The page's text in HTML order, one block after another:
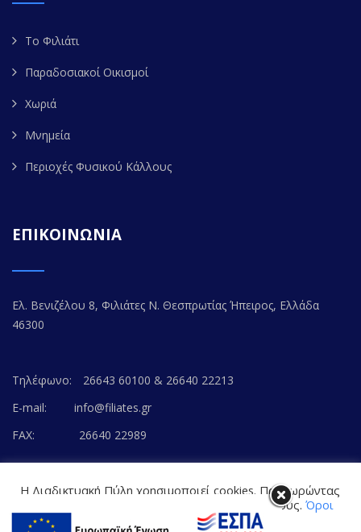
Το Φιλιάτι
Παραδοσιακοί Οικισμοί
Χωριά
Μνημεία
Περιοχές Φυσικού Κάλλους
ΕΠΙΚΟΙΝΩΝΙΑ
Ελ. Βενιζέλου 8, Φιλιάτες Ν. Θεσπρωτίας Ήπειρος, Ελλάδα
46300
Τηλέφωνο:
26643 60100 & 26640 22213
E-mail:
info@filiates.gr
FAX:
26640 22989
Η Διαδικτυακή Πύλη χρησιμοποιεί cookies. Προχωρώντας
στο περιεχόμενο, συναινείτε με την αποδοχή τους. Όροι
Χρήσης Ιστοτόπου